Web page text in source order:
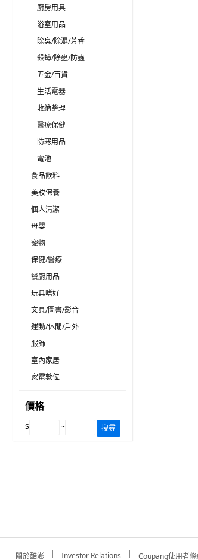
廚房用具
浴室用品
除臭/除濕/芳香
殺蟑/除蟲/防蟲
五金/百貨
生活電器
收納整理
醫療保健
防寒用品
電池
食品飲料
美妝保養
個人清潔
母嬰
寵物
保健/醫療
餐廚用品
玩具嗜好
文具/圖書/影音
運動/休閒/戶外
服飾
室內家居
家電數位
價格
$ ~ 搜尋
關於酷澎 Investor Relations Coupang使用者